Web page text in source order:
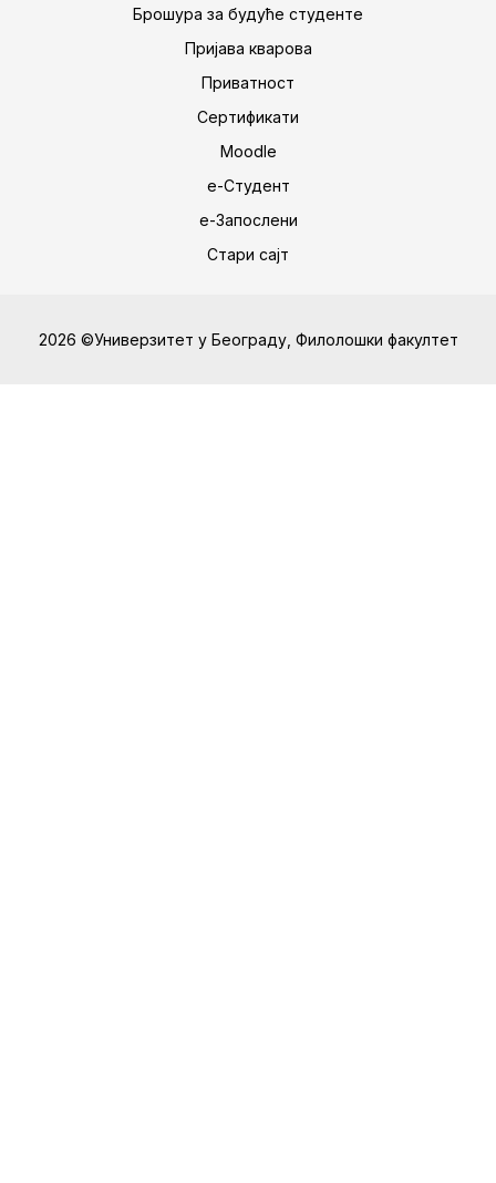
Брошура за будуће студенте
Пријава кварова
Приватност
Сертификати
Moodle
е-Студент
е-Запослени
Стари сајт
2026 ©Универзитет у Београду, Филолошки факултет